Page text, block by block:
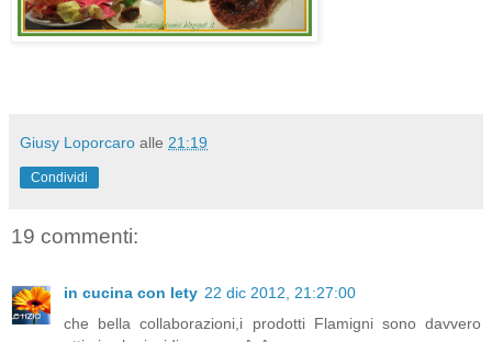
Giusy Loporcaro alle 21:19
Condividi
19 commenti:
in cucina con lety 22 dic 2012, 21:27:00
che bella collaborazioni,i prodotti Flamigni sono davvero